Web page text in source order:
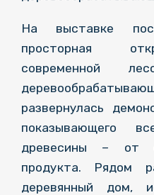
На выставке
просторная
современной
развернулась
показывающего
древесины – от
продукта. Рядом
деревянный дом,